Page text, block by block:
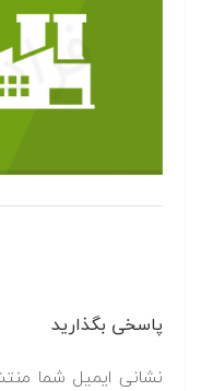
پاسخی بگذارید
نشانی ایمیل شما